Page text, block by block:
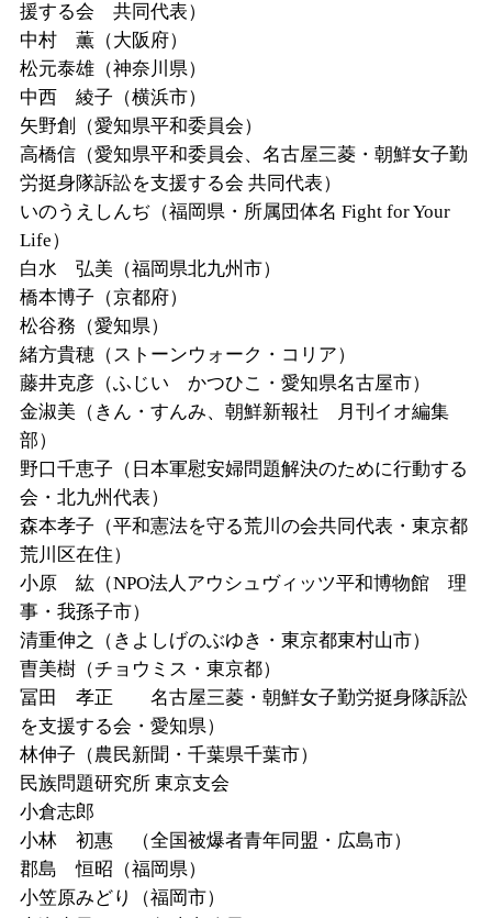
援する会 共同代表）
中村 薫（大阪府）
松元泰雄（神奈川県）
中西 綾子（横浜市）
矢野創（愛知県平和委員会）
高橋信（愛知県平和委員会、名古屋三菱・朝鮮女子勤
労挺身隊訴訟を支援する会 共同代表）
いのうえしんぢ（福岡県・所属団体名 Fight for Your
Life）
白水 弘美（福岡県北九州市）
橋本博子（京都府）
松谷務（愛知県）
緒方貴穂（ストーンウォーク・コリア）
藤井克彦（ふじい かつひこ・愛知県名古屋市）
金淑美（きん・すんみ、朝鮮新報社 月刊イオ編集
部）
野口千恵子（日本軍慰安婦問題解決のために行動する
会・北九州代表）
森本孝子（平和憲法を守る荒川の会共同代表・東京都
荒川区在住）
小原 紘（NPO法人アウシュヴィッツ平和博物館 理
事・我孫子市）
清重伸之（きよしげのぶゆき・東京都東村山市）
曺美樹（チョウミス・東京都）
冨田 孝正 名古屋三菱・朝鮮女子勤労挺身隊訴訟
を支援する会・愛知県）
林伸子（農民新聞・千葉県千葉市）
民族問題研究所 東京支会
小倉志郎
小林 初惠 （全国被爆者青年同盟・広島市）
郡島 恒昭（福岡県）
小笠原みどり（福岡市）